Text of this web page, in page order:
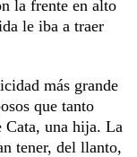
la frente en alto
le iba a traer
más grande
que tanto
Cata, una hija. La
tener, del llanto,